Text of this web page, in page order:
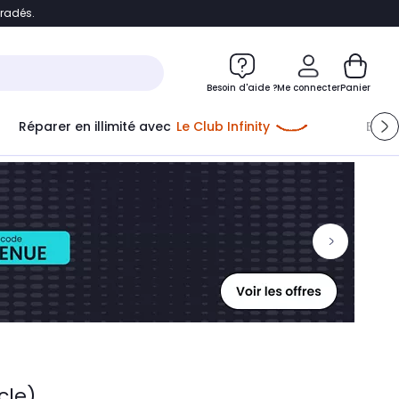
Besoin d'aide ?Me connecter
Me connecter
Nouveau clientCréer mon compte
ou me connecter avec
Panier
Réparer en illimité avec Le Club Infinity